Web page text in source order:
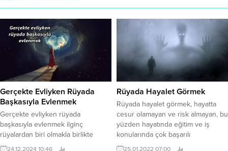
Gerçekte Evliyken Rüyada
Başkasıyla Evlenmek
Gerçekte evliyken rüyada
başkasıyla evlenmek ilginç
rüyalardan biri olmakla birlikte
bunun için yapılan yorumlarda
24.12.2024 10:46
Rüyada Hayalet Görmek
Rüyada hayalet görmek, hayatta
cesur olamayan ve risk almayan, bu
yüzden hayatında eğitim ve iş
konularında çok başarılı
olamayacak bir kişi olarak
25.01.2022 07:00